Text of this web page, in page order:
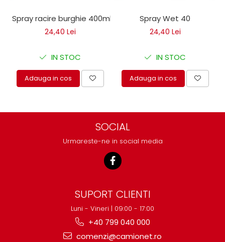
Spray racire burghie 400ml
24,40 Lei
IN STOC
Adauga in cos
Spray Wet 40
24,40 Lei
IN STOC
Adauga in cos
SOCIAL
Urmareste-ne in social media
SUPORT CLIENTI
Luni - Vineri | 09:00 - 17:00
+40 799 040 000
comenzi@camionet.ro